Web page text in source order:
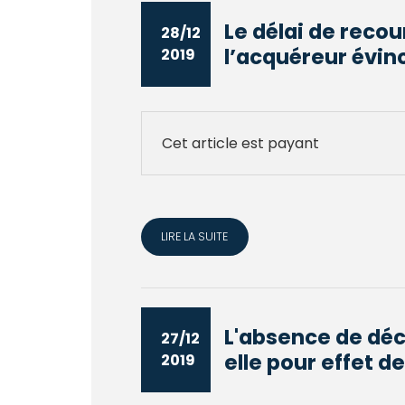
28/12
2019
Le délai de
l’acquéreur
Cet article est payant
LIRE LA SUITE
27/12
2019
L'absence de
elle pour effet